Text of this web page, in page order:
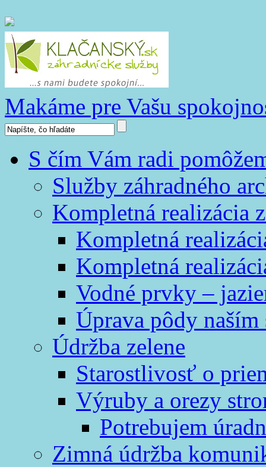
Makáme pre Vašu
S čím Vám radi
Služby záhradného
Kompletná realizácia
Kompletná
Kompletná
Vodné prvky –
Úprava pôdy
Údržba zelene
Starostlivosť o
Výruby a orezy
Potrebujem
Zimná údržba